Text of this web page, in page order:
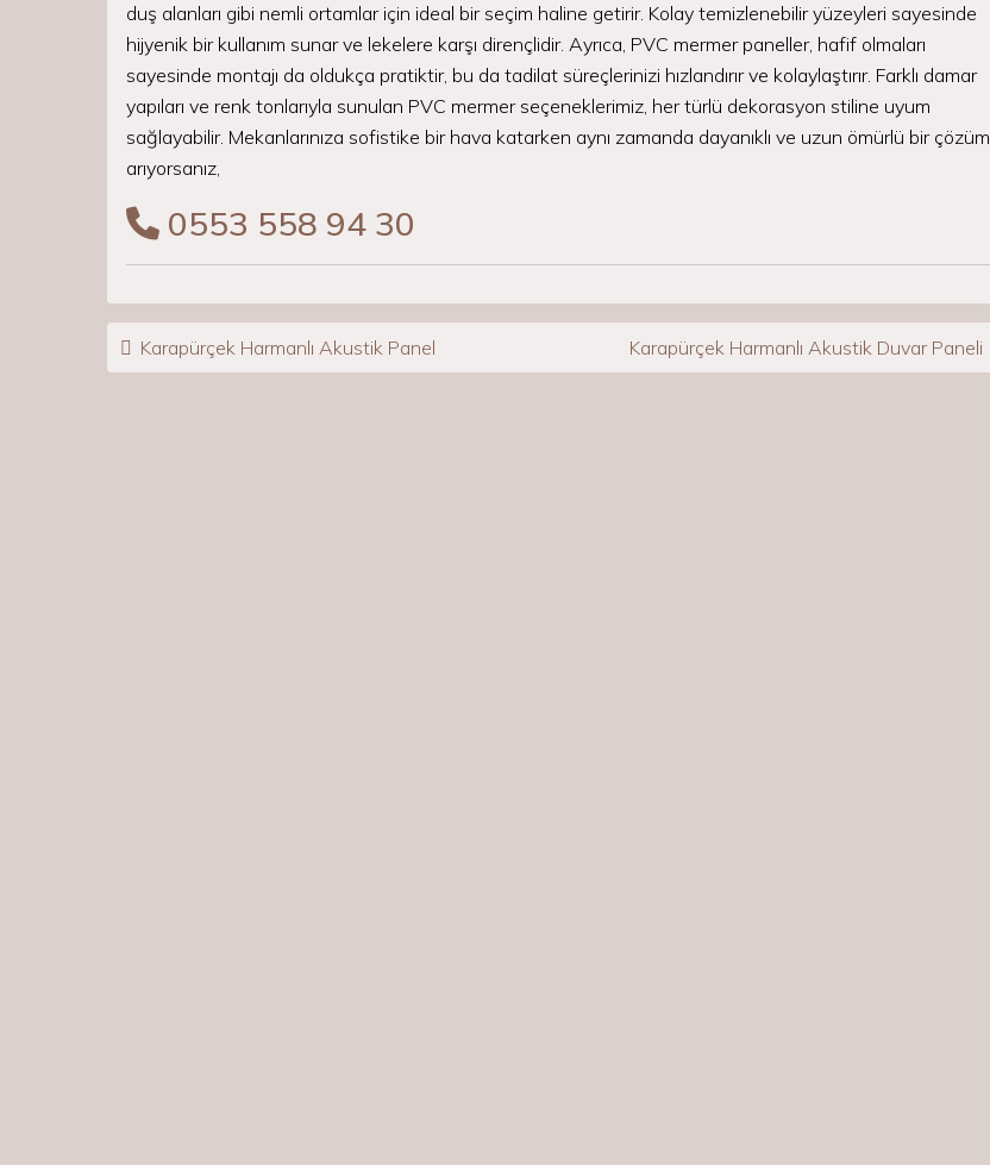
duş alanları gibi nemli ortamlar için ideal bir seçim haline getirir. Kolay temizlenebilir yüzeyleri sayesinde
hijyenik bir kullanım sunar ve lekelere karşı dirençlidir. Ayrıca, PVC mermer paneller, hafif olmaları
sayesinde montajı da oldukça pratiktir, bu da tadilat süreçlerinizi hızlandırır ve kolaylaştırır. Farklı damar
yapıları ve renk tonlarıyla sunulan PVC mermer seçeneklerimiz, her türlü dekorasyon stiline uyum
sağlayabilir. Mekanlarınıza sofistike bir hava katarken aynı zamanda dayanıklı ve uzun ömürlü bir çözüm
arıyorsanız,
0553 558 94 30
Post navigation
Karapürçek Harmanlı Akustik Panel Karapürçek Harmanlı Akustik Duvar Paneli